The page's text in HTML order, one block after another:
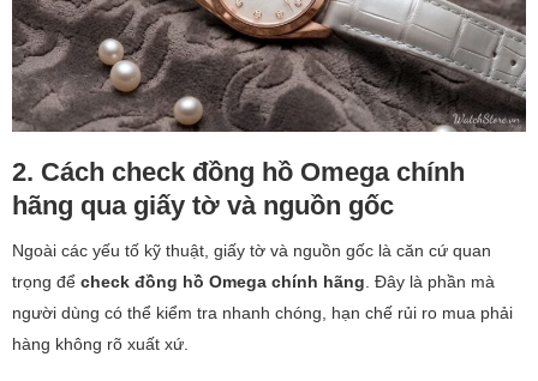
2. Cách check đồng hồ Omega chính
hãng qua giấy tờ và nguồn gốc
Ngoài các yếu tố kỹ thuật, giấy tờ và nguồn gốc là căn cứ quan
trọng để check đồng hồ Omega chính hãng . Đây là phần mà
người dùng có thể kiểm tra nhanh chóng, hạn chế rủi ro mua phải
hàng không rõ xuất xứ.